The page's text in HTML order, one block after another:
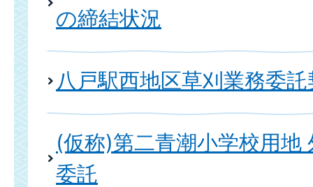
の締結状況
八戸駅西地区草刈業務委
(仮称)第二青潮小学校用地
委託